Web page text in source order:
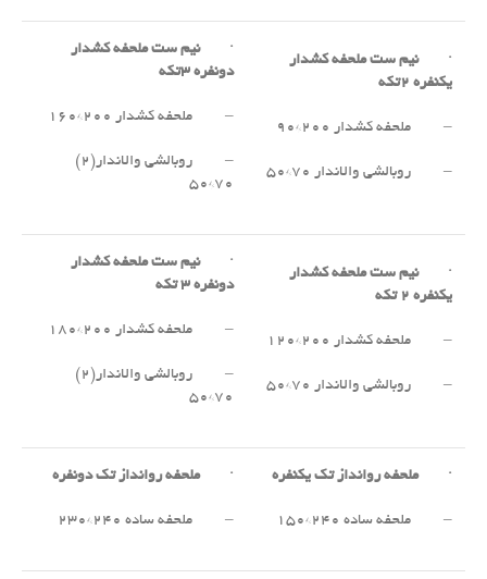
·نیم ست ملحفه کشدار
یکنفره ۲تکه
– ملحفه کشدار ۲۰۰*۹۰
– روبالشی والاندار ۷۰*۵۰
·نیم ست ملحفه کشدار
دونفره ۳تکه
– ملحفه کشدار ۲۰۰*۱۶۰
– روبالشی والاندار(۲)
۷۰*۵۰
·نیم ست ملحفه کشدار
یکنفره ۲ تکه
– ملحفه کشدار ۲۰۰*۱۲۰
– روبالشی والاندار ۷۰*۵۰
·نیم ست ملحفه کشدار
دونفره ۳تکه
– ملحفه کشدار ۲۰۰*۱۸۰
– روبالشی والاندار(۲)
۷۰*۵۰
·ملحفه روانداز تک یکنفره
– ملحفه ساده ۲۴۰*۱۵۰
·ملحفه روانداز تک دونفره
– ملحفه ساده ۲۴۰*۲۳۰